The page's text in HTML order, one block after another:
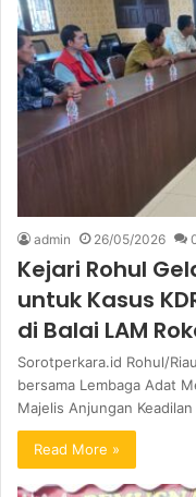
admin 26/05/2026
Kejari Rohul
untuk Kasus
di Balai LAM
Sorotperkara.id Rohul/
bersama Lembaga Adat
Majelis Anjungan
Read More »